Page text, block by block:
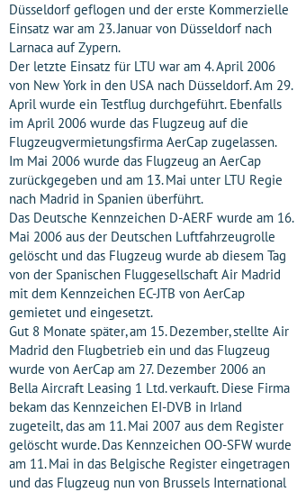
Düsseldorf geflogen und der erste Kommerzielle
Einsatz war am 23. Januar von Düsseldorf nach
Larnaca auf Zypern.
Der letzte Einsatz für LTU war am 4. April 2006
von New York in den USA nach Düsseldorf. Am 29.
April wurde ein Testflug durchgeführt. Ebenfalls
im April 2006 wurde das Flugzeug auf die
Flugzeugvermietungsfirma AerCap zugelassen.
Im Mai 2006 wurde das Flugzeug an AerCap
zurückgegeben und am 13. Mai unter LTU Regie
nach Madrid in Spanien überführt.
Das Deutsche Kennzeichen D-AERF wurde am 16.
Mai 2006 aus der Deutschen Luftfahrzeugrolle
gelöscht und das Flugzeug wurde ab diesem Tag
von der Spanischen Fluggesellschaft Air Madrid
mit dem Kennzeichen EC-JTB von AerCap
gemietet und eingesetzt.
Gut 8 Monate später, am 15. Dezember, stellte Air
Madrid den Flugbetrieb ein und das Flugzeug
wurde von AerCap am 27. Dezember 2006 an
Bella Aircraft Leasing 1 Ltd. verkauft. Diese Firma
bekam das Kennzeichen EI-DVB in Irland
zugeteilt, das am 11. Mai 2007 aus dem Register
gelöscht wurde. Das Kennzeichen OO-SFW wurde
am 11. Mai in das Belgische Register eingetragen
und das Flugzeug nun von Brussels International